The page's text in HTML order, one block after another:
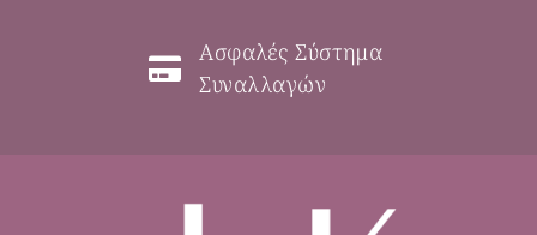
Ασφαλές Σύστημα
Συναλλαγών